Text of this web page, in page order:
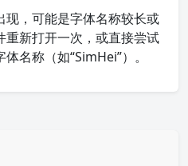
，可能是字体名称较长或
新打开一次，或直接尝试
名称（如“SimHei”）。